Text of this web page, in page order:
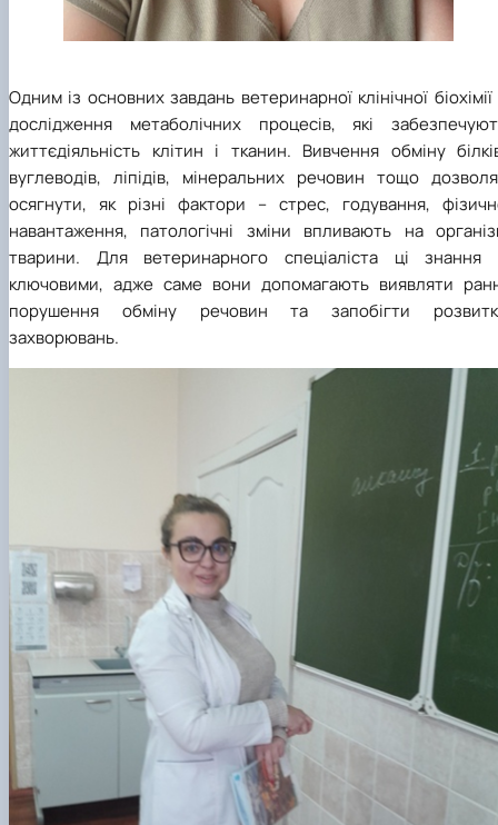
Одним із основних завдань ветеринарної клінічної біохімії
дослідження метаболічних процесів, які
життєдіяльність клітин і тканин. Вивчення обміну
вуглеводів, ліпідів, мінеральних речовин тощо
осягнути, як різні фактори – стрес, годування,
навантаження, патологічні зміни впливають на
тварини. Для ветеринарного спеціаліста ці знання
ключовими, адже саме вони допомагають виявляти
порушення обміну речовин та запобігти
захворювань.